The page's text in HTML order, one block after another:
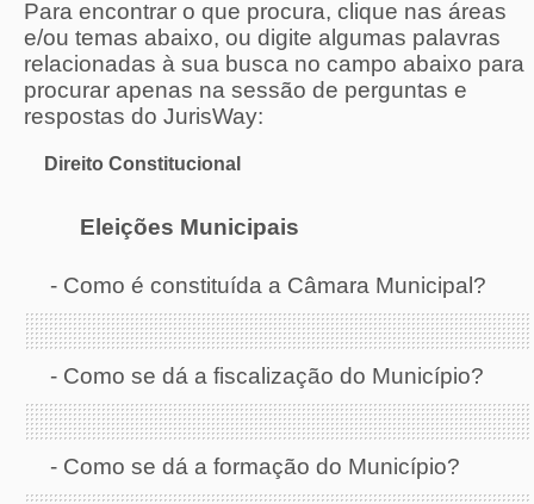
Para encontrar o que procura, clique nas áreas
e/ou temas abaixo, ou digite algumas palavras
relacionadas à sua busca no campo abaixo para
procurar apenas na sessão de perguntas e
respostas do JurisWay:
Direito Constitucional
Eleições Municipais
- Como é constituída a Câmara Municipal?
- Como se dá a fiscalização do Município?
- Como se dá a formação do Município?